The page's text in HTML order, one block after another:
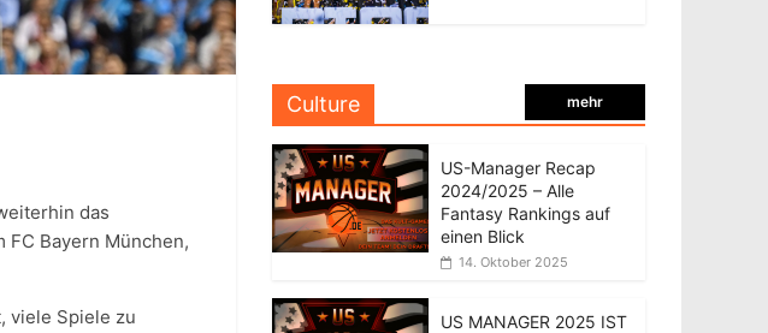
das
Bayern München,
viele Spiele zu
Culture mehr
US-Manager Recap
2024/2025 – Alle
Fantasy Rankings auf
einen Blick
14. Oktober 2025
US MANAGER 2025 IST